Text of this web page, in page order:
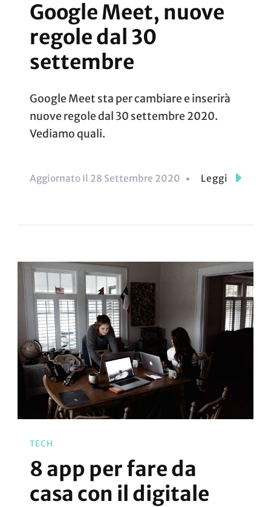
Google Meet, nuove
regole dal 30
settembre
Google Meet sta per cambiare e inserirà
nuove regole dal 30 settembre 2020.
Vediamo quali.
Aggiornato Il 28 Settembre 2020 Leggi
TECH
8 app per fare da
casa con il digitale